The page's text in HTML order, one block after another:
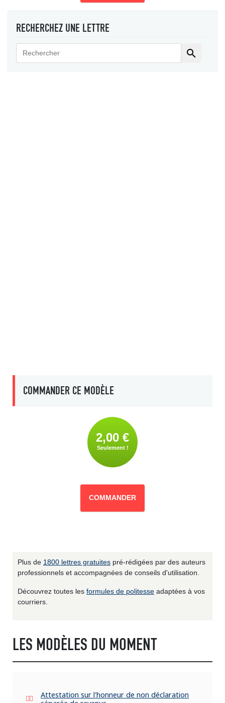
RECHERCHEZ UNE LETTRE

COMMANDER CE MODÈLE
2,00 €
Seulement !
COMMANDER
Plus de 1800 lettres gratuites pré-rédigées par des auteurs
professionnels et accompagnées de conseils d'utilisation.
Découvrez toutes les formules de politesse adaptées à vos
courriers.
LES MODÈLES DU MOMENT
Attestation sur l'honneur de non déclaration